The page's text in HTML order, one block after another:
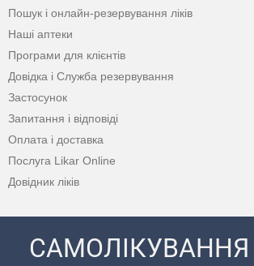
Пошук і онлайн-резервування ліків
Наші аптеки
Програми для клієнтів
Довідка і Служба резервування
Застосунок
Запитання і відповіді
Оплата і доставка
Послуга Likar Online
Довідник ліків